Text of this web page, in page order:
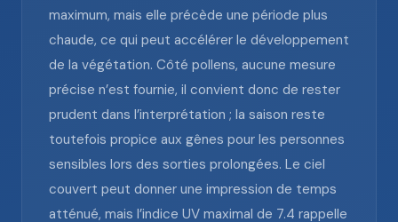
maximum, mais elle précède une période plus
chaude, ce qui peut accélérer le développement
de la végétation. Côté pollens, aucune mesure
précise n’est fournie, il convient donc de rester
prudent dans l’interprétation ; la saison reste
toutefois propice aux gênes pour les personnes
sensibles lors des sorties prolongées. Le ciel
couvert peut donner une impression de temps
atténué, mais l’indice UV maximal de 7.4 rappelle